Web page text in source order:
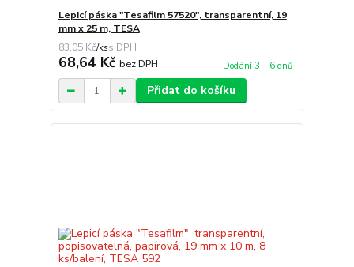
Lepicí páska "Tesafilm 57520", transparentní, 19
mm x 25 m, TESA
83,05 Kč/ks
68,64 Kč bez DPH Dodání 3 – 6 dnů
Přidat do košíku